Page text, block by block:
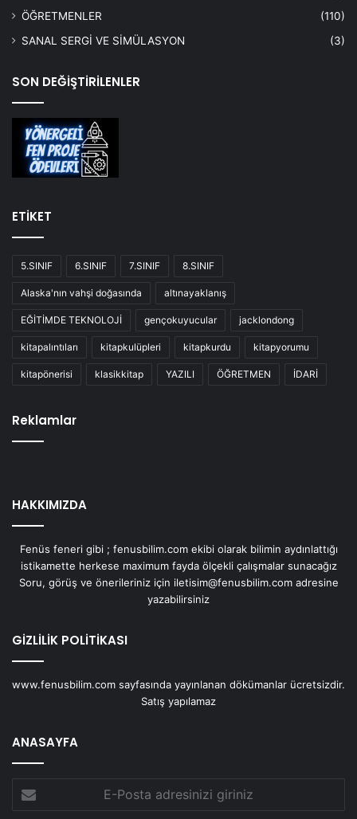
ÖĞRETMENLER
(110)
SANAL SERGİ VE SİMÜLASYON
(3)
SON DEĞİŞTİRİLENLER
ETİKET
5.SINIF 6.SINIF 7.SINIF 8.SINIF
Alaska'nın vahşi doğasında altınayaklanış
EĞİTİMDE TEKNOLOJİ gençokuyucular jacklondong
kitapalıntıları kitapkulüpleri kitapkurdu kitapyorumu
kitapönerisi klasikkitap YAZILI ÖĞRETMEN İDARİ
Reklamlar
HAKKIMIZDA
Fenüs feneri gibi ; fenusbilim.com ekibi olarak bilimin aydınlattığı
istikamette herkese maximum fayda ölçekli çalışmalar sunacağız
Soru, görüş ve önerileriniz için iletisim@fenusbilim.com adresine
yazabilirsiniz
GİZLİLİK POLİTİKASI
www.fenusbilim.com sayfasında yayınlanan dökümanlar ücretsizdir.
Satış yapılamaz
ANASAYFA
Posta